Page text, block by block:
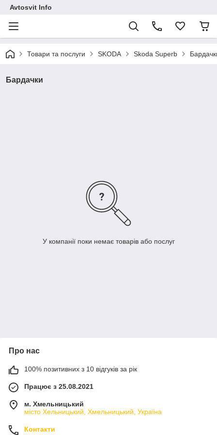
Avtosvit Info
Товари та послуги SKODA Skoda Superb
Бардачки
У компанії поки немає товарів або послуг
Про нас
100% позитивних з 10 відгуків за рік
Працює з 25.08.2021
м. Хмельницький
місто Хельницький, Хмельницький, Україна
Контакти